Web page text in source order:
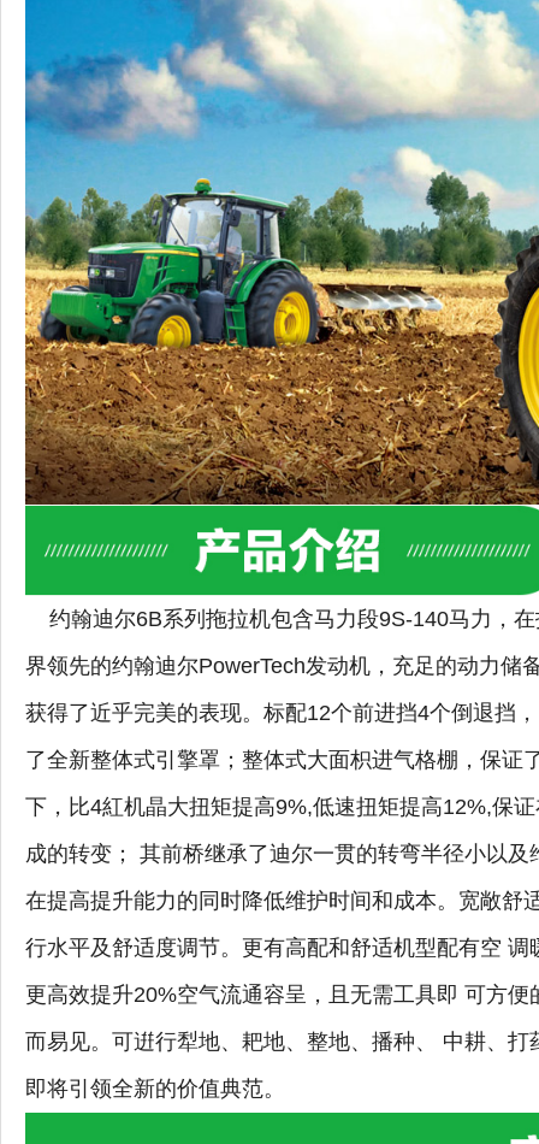
约翰迪尔6B系列拖拉机包含马力段9S-140马力，
界领先的约翰迪尔PowerTech发动机，充足的动力
获得了近乎完美的表现。标配12个前进挡4个倒退挡
了全新整体式引擎罩；整体式大面枳进气格棚，保
下，比4紅机晶大扭矩提高9%,低速扭矩提高12%,保
成的转变； 其前桥继承了迪尔一贯的转弯半径小以
在提高提升能力的同时降低维护时间和成本。宽敞
行水平及舒适度调节。更有高配和舒适机型配有空
更高效提升20%空气流通容呈，且无需工具即 可方
而易见。可逬行犁地、耙地、整地、播种、 中耕、
即将引领全新的价值典范。